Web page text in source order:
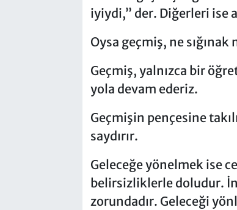
iyiydi,” der. Diğerleri ise
Oysa geçmiş, ne
Geçmiş, yalnızca bir
yola devam ederiz.
Geçmişin pençesine
saydırır.
Geleceğe yönelmek ise
belirsizliklerle doludur.
zorundadır. Geleceği